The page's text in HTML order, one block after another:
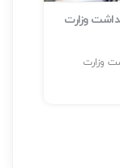
وزارت
وزارت